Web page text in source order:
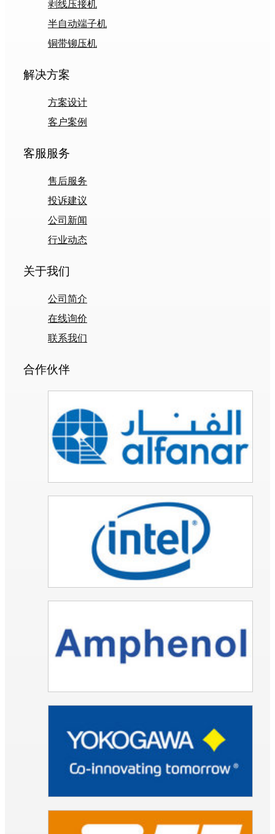
剥线压接机
半自动端子机
铜带铆压机
解决方案
方案设计
客户案例
客服服务
售后服务
投诉建议
公司新闻
行业动态
关于我们
公司简介
在线询价
联系我们
合作伙伴